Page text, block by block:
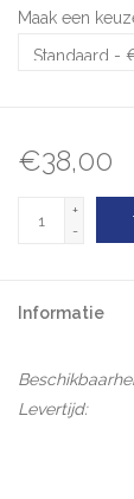
Maak een
€38,00
+
-
Informatie
Levertijd: